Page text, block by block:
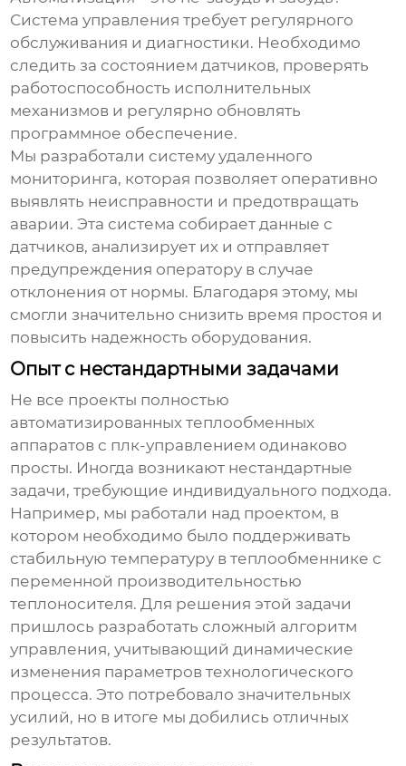
Система управления требует регулярного
обслуживания и диагностики. Необходимо
следить за состоянием датчиков, проверять
работоспособность исполнительных
механизмов и регулярно обновлять
программное обеспечение.
Мы разработали систему удаленного
мониторинга, которая позволяет оперативно
выявлять неисправности и предотвращать
аварии. Эта система собирает данные с
датчиков, анализирует их и отправляет
предупреждения оператору в случае
отклонения от нормы. Благодаря этому, мы
смогли значительно снизить время простоя и
повысить надежность оборудования.
Опыт с нестандартными задачами
Не все проекты полностью
автоматизированных теплообменных
аппаратов с плк-управлением одинаково
просты. Иногда возникают нестандартные
задачи, требующие индивидуального подхода.
Например, мы работали над проектом, в
котором необходимо было поддерживать
стабильную температуру в теплообменнике с
переменной производительностью
теплоносителя. Для решения этой задачи
пришлось разработать сложный алгоритм
управления, учитывающий динамические
изменения параметров технологического
процесса. Это потребовало значительных
усилий, но в итоге мы добились отличных
результатов.